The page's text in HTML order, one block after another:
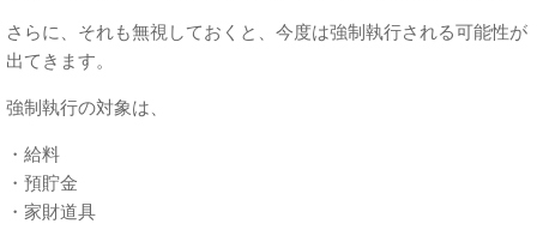
さらに、それも無視しておくと、今度は強制執行される可能性が
出てきます。
強制執行の対象は、
・給料
・預貯金
・家財道具